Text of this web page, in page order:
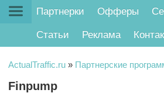
Партнерки Офферы
Статьи Реклама
ActualTraffic.ru » Партнерские
Finpump